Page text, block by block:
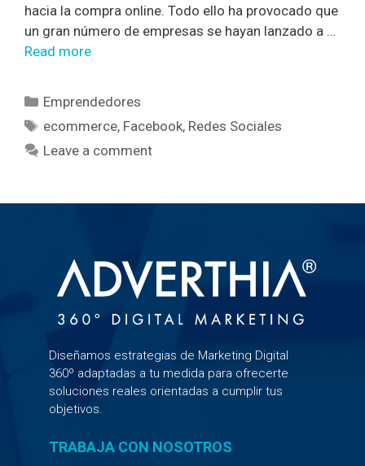
hacia la compra online. Todo ello ha provocado que
un gran número de empresas se hayan lanzado a …
Read more
Emprendedores
ecommerce, Facebook, Redes Sociales
Leave a comment
Diseñamos estrategias de Marketing Digital
360º adaptadas a tu medida para ofrecerte
soluciones reales orientadas a cumplir tus
objetivos.
TRABAJA CON NOSOTROS